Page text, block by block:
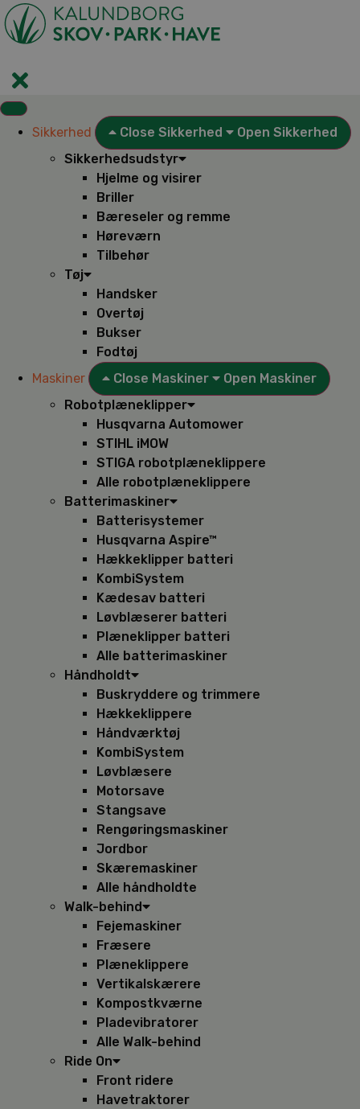
Videre
til
indhold
Sikkerhed Close Sikkerhed
Open Sikkerhed
Sikkerhedsudstyr
Hjelme og visirer
Briller
Bæreseler og remme
Høreværn
Tilbehør
Tøj
Handsker
Overtøj
Bukser
Fodtøj
Maskiner
Close Maskiner
Open Maskiner
Robotplæneklipper
Husqvarna Automower
STIHL iMOW
STIGA robotplæneklippere
Alle robotplæneklippere
Batterimaskiner
Batterisystemer
Husqvarna Aspire™
Hækkeklipper batteri
KombiSystem
Kædesav batteri
Løvblæserer batteri
Plæneklipper batteri
Alle batterimaskiner
Håndholdt
Buskryddere og trimmere
Hækkeklippere
Håndværktøj
KombiSystem
Løvblæsere
Motorsave
Stangsave
Rengøringsmaskiner
Jordbor
Skæremaskiner
Alle håndholdte
Walk-behind
Fejemaskiner
Fræsere
Plæneklippere
Vertikalskærere
Kompostkværne
Pladevibratorer
Alle Walk-behind
Ride On
Front ridere
Havetraktorer